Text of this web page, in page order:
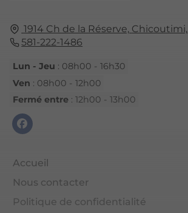
1914 Ch de la Réserve, Chicoutimi,
581-222-1486
Lun - Jeu : 08h00 - 16h30
Ven : 08h00 - 12h00
Fermé entre: 12h00 - 13h00
Accueil
Nous contacter
Politique de confidentialité